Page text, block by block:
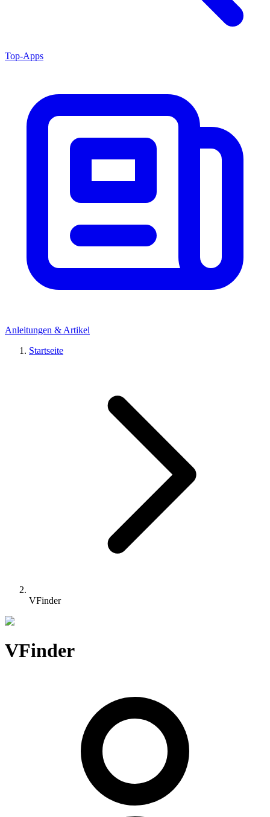
Top-Apps
Anleitungen & Artikel
Startseite
VFinder
VFinder